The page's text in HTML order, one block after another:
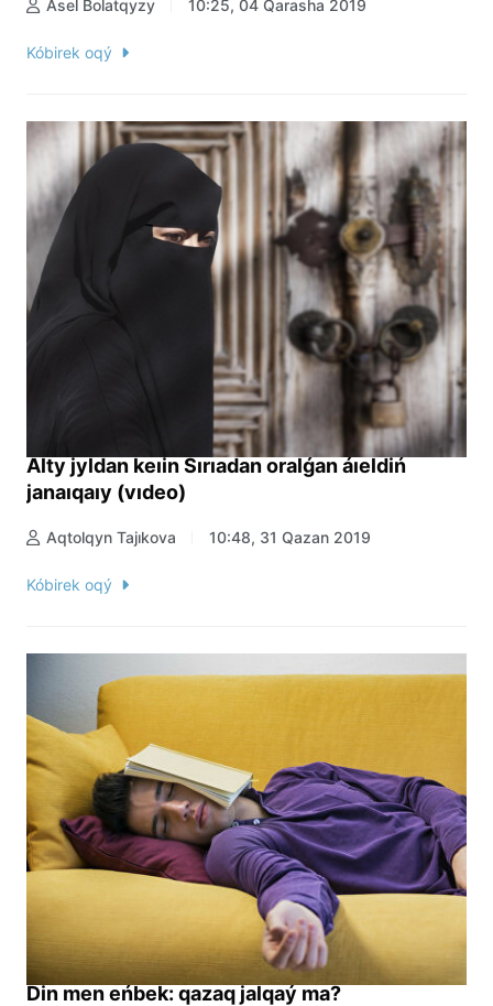
Ásel Bolatqyzy 10:25, 04 Qarasha 2019
Kóbirek oqý
Alty jyldan keıin Sırıadan oralǵan áıeldiń
janaıqaıy (vıdeo)
Aqtolqyn Tajıkova 10:48, 31 Qazan 2019
Kóbirek oqý
Din men eńbek: qazaq jalqaý ma?